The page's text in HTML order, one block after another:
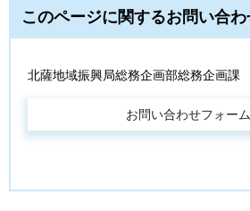
このページに関するお問い合わ
北薩地域振興局総務企画部総務企画課